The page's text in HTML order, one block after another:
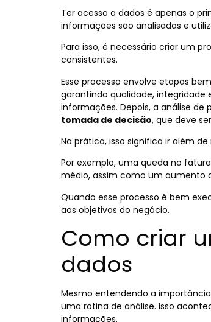
Ter acesso a dados é apenas o
informações são analisadas e
Para isso, é necessário criar um
consistentes.
Esse processo envolve etapas
garantindo qualidade, integridade
informações. Depois, a análise de
tomada de decisão, que deve
Na prática, isso significa ir além
Por exemplo, uma queda no
médio, assim como um aumento
Quando esse processo é bem
aos objetivos do negócio.
Como criar
dados
Mesmo entendendo a
uma rotina de análise. Isso
informações.